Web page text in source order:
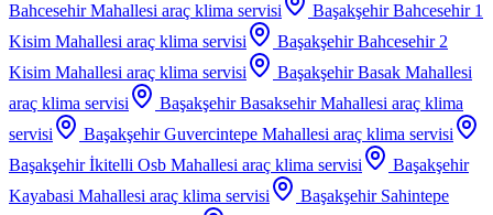
Bahcesehir Mahallesi araç klima servisi
Başakşehir Bahcesehir 1
Kisim Mahallesi araç klima servisi
Başakşehir Bahcesehir 2
Kisim Mahallesi araç klima servisi
Başakşehir Basak Mahallesi
araç klima servisi
Başakşehir Basaksehir Mahallesi araç klima
servisi
Başakşehir Guvercintepe Mahallesi araç klima servisi
Başakşehir İkitelli Osb Mahallesi araç klima servisi
Başakşehir
Kayabasi Mahallesi araç klima servisi
Başakşehir Sahintepe